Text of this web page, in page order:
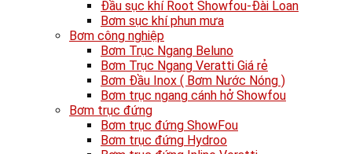
Đầu sục khí Root Showfou-Đài Loan
Bơm sục khí phun mưa
Bơm công nghiệp
Bơm Trục Ngang Beluno
Bơm Trục Ngang Veratti Giá rẻ
Bơm Đầu Inox ( Bơm Nước Nóng )
Bơm trục ngang cánh hở Showfou
Bơm trục đứng
Bơm trục đứng ShowFou
Bơm trục đứng Hydroo